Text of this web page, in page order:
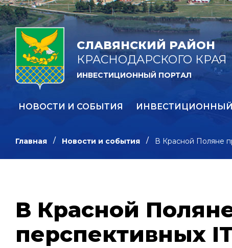
СЛАВЯНСКИЙ РАЙОН
КРАСНОДАРСКОГО КРАЯ
ИНВЕСТИЦИОННЫЙ ПОРТАЛ
НОВОСТИ И СОБЫТИЯ
Главная Новости и события В Красной Поляне
В Красной
перспективных